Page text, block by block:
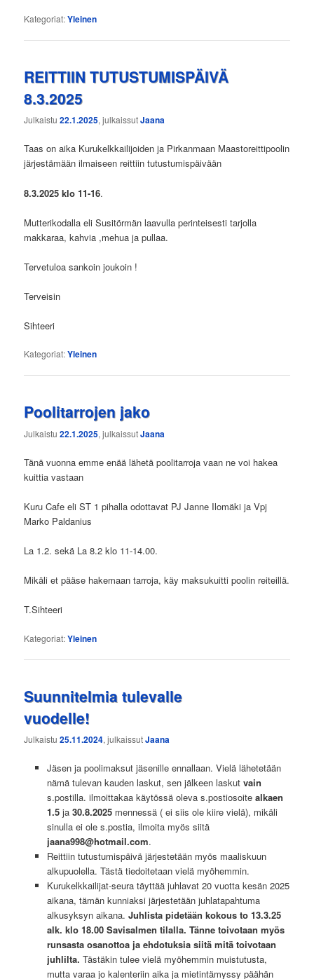
Kategoriat:Yleinen
REITTIIN TUTUSTUMISPÄIVÄ
8.3.2025
Julkaistu22.1.2025, julkaissutJaana
Taas on aika Kurukelkkailijoiden ja Pirkanmaan Maastoreittipoolin
järjestämään ilmaiseen reittiin tutustumispäivään
8.3.2025 klo 11-16.
Mutterikodalla eli Susitörmän laavulla perinteisesti tarjolla
makkaraa, kahvia ,mehua ja pullaa.
Tervetuloa sankoin joukoin !
Terveisin
Sihteeri
Kategoriat:Yleinen
Poolitarrojen jako
Julkaistu22.1.2025, julkaissutJaana
Tänä vuonna emme enää lähetä poolitarroja vaan ne voi hakea
kuittia vastaan
Kuru Cafe eli ST 1 pihalla odottavat PJ Janne Ilomäki ja Vpj
Marko Paldanius
La 1.2. sekä La 8.2 klo 11-14.00.
Mikäli et pääse hakemaan tarroja, käy maksukuitti poolin reiteillä.
T.Sihteeri
Kategoriat:Yleinen
Suunnitelmia tulevalle
vuodelle!
Julkaistu25.11.2024, julkaissutJaana
Jäsen ja poolimaksut jäsenille ennallaan. Vielä lähetetään
nämä tulevan kauden laskut, sen jälkeen laskut vain
s.postilla. ilmoittakaa käytössä oleva s.postiosoite alkaen
1.5ja 30.8.2025 mennessä ( ei siis ole kiire vielä), mikäli
sinulla ei ole s.postia, ilmoita myös siitä
jaana998@hotmail.com.
Reittiin tutustumispäivä järjestetään myös maaliskuun
alkupuolella. Tästä tiedoitetaan vielä myöhemmin.
Kurukelkkailijat-seura täyttää juhlavat 20 vuotta kesän 2025
aikana, tämän kunniaksi järjestetään juhlatapahtuma
alkusyksyn aikana. Juhlista pidetään kokous to 13.3.25
alk. klo 18.00 Savisalmen tilalla. Tänne toivotaan myös
runsasta osanottoa ja ehdotuksia siitä mitä toivotaan
juhlilta. Tästäkin tulee vielä myöhemmin muistutusta,
mutta varaa jo kalenteriin aika ja mietintämyssy päähän